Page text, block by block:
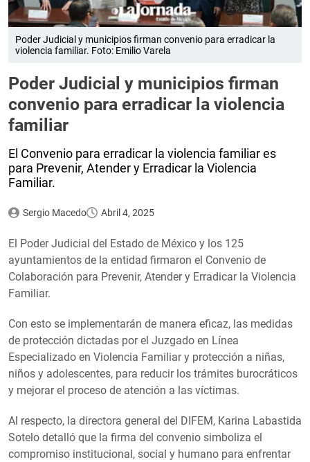
Poder Judicial y municipios firman convenio para erradicar la
violencia familiar. Foto: Emilio Varela
Poder Judicial y municipios firman
convenio para erradicar la violencia
familiar
El Convenio para erradicar la violencia familiar es
para Prevenir, Atender y Erradicar la Violencia
Familiar.
Sergio Macedo Abril 4, 2025
El Poder Judicial del Estado de México y los 125
ayuntamientos de la entidad firmaron el Convenio de
Colaboración para Prevenir, Atender y Erradicar la Violencia
Familiar.
Con esto se implementarán de manera eficaz, las medidas
de protección dictadas por el Juzgado en Línea
Especializado en Violencia Familiar y protección a niñas,
niños y adolescentes, para reducir los trámites burocráticos
y mejorar el proceso de atención a las víctimas.
Al respecto, la directora general del DIFEM, Karina Labastida
Sotelo detalló que la firma del convenio simboliza el
compromiso institucional, social y humano para enfrentar